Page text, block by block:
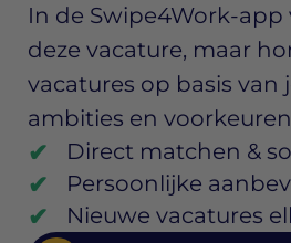
In de Swipe4Work-app
deze vacature, maar
vacatures op basis van
ambities en
Direct matchen &
Persoonlijke
Nieuwe vacatures